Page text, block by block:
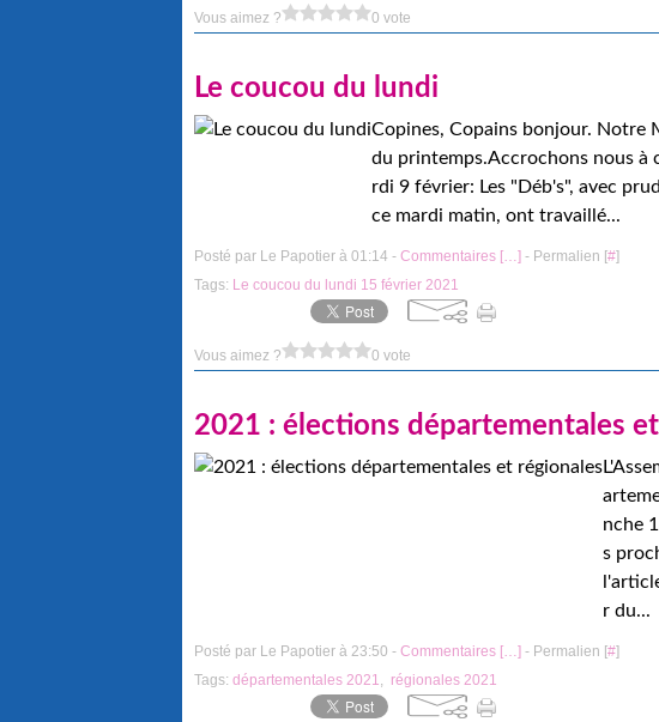
Vous aimez ? 0 vote
Le coucou du lundi
Copines, Copains bonjour. Notre
du printemps.Accrochons nous à
rdi 9 février: Les "Déb's", avec
ce mardi matin, ont travaillé...
Posté par Le Papotier à 01:14 - Commentaires […] - Permalien [#]
Tags: Le coucou du lundi 15 février 2021
Vous aimez ? 0 vote
2021 : élections départementales
nche
s
r du...
Posté par Le Papotier à 23:50 - Commentaires […] - Permalien [#]
Tags: départementales 2021, régionales 2021